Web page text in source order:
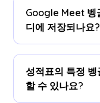
브라우저로 이동
골어 (방글라데
경설정을 벵골어
Google Meet 벵
디에 저장되나요?
벵골어 (방글라
니다.계기반.트
프로그램 팝업에
성적표의 특정
할 수 있나요?